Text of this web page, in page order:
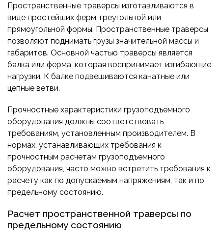
Пространственные траверсы изготавливаются в
виде простейших ферм треугольной или
прямоугольной формы. Пространственные траверсы
позволяют поднимать грузы значительной массы и
габаритов. Основной частью траверсы является
балка или ферма, которая воспринимает изгибающие
нагрузки. К балке подвешиваются канатные или
цепные ветви.
Прочностные характеристики грузоподъемного
оборудования должны соответствовать
требованиям, установленным производителем. В
нормах, устанавливающих требования к
прочностным расчетам грузоподъемного
оборудования, часто можно встретить требования к
расчету как по допускаемым напряжениям, так и по
предельному состоянию.
Расчет пространственной траверсы по
предельному состоянию